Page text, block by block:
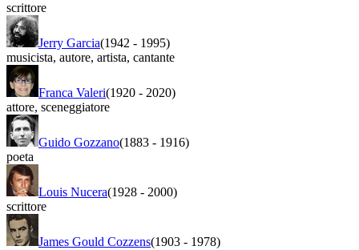
scrittore
Jerry Garcia(1942 - 1995)
musicista, autore, artista, cantante
Franca Valeri(1920 - 2020)
attore, sceneggiatore
Guido Gozzano(1883 - 1916)
poeta
Louis Nucera(1928 - 2000)
scrittore
James Gould Cozzens(1903 - 1978)